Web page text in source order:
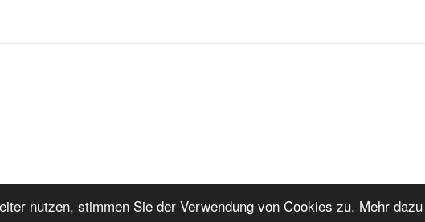
Stolz präsentiert von WordPress
nutzen, stimmen Sie der Verwendung von Cookies zu. Mehr